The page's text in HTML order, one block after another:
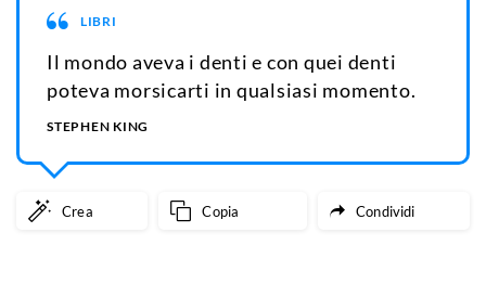
LIBRI
Il mondo aveva i denti e con quei denti
poteva morsicarti in qualsiasi momento.
STEPHEN KING
Crea Copia Condividi